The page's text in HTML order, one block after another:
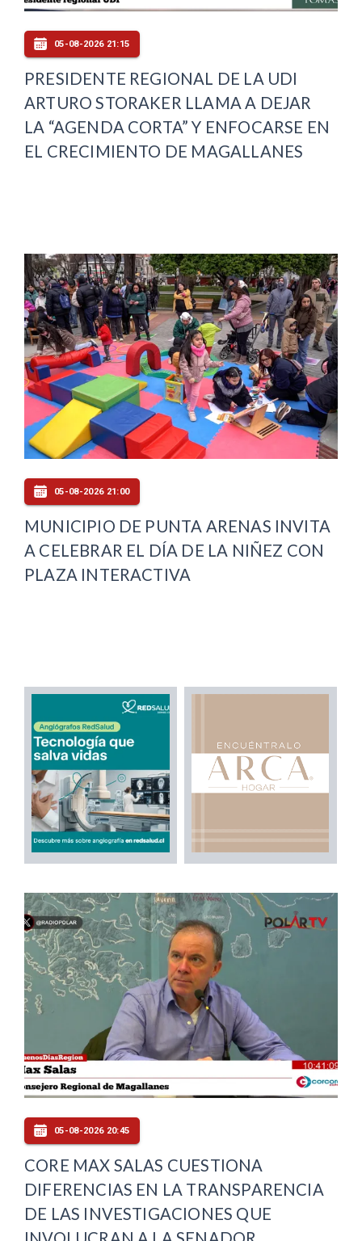
05-08-2026 21:15
PRESIDENTE REGIONAL DE LA UDI
ARTURO STORAKER LLAMA A DEJAR
LA “AGENDA CORTA” Y ENFOCARSE EN
EL CRECIMIENTO DE MAGALLANES
05-08-2026 21:00
MUNICIPIO DE PUNTA ARENAS INVITA
A CELEBRAR EL DÍA DE LA NIÑEZ CON
PLAZA INTERACTIVA
05-08-2026 20:45
CORE MAX SALAS CUESTIONA
DIFERENCIAS EN LA TRANSPARENCIA
DE LAS INVESTIGACIONES QUE